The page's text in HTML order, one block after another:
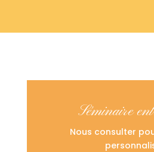
Séminaire
Nous consulter